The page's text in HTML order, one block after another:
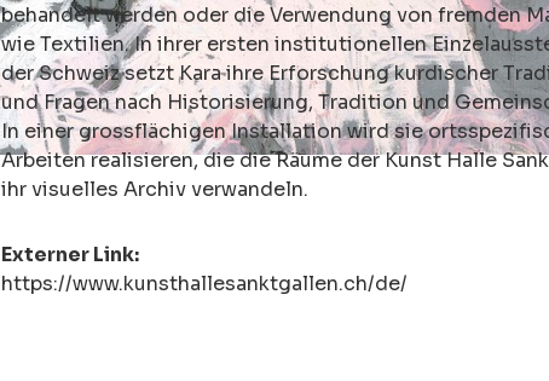
behandelt werden oder die Verwendung von fremden
wie Textilien. In ihrer ersten institutionellen
der Schweiz setzt Kara ihre Erforschung kurdischer
und Fragen nach Historisierung, Tradition und
In einer grossflächigen Installation wird sie
Arbeiten realisieren, die die Räume der Kunst Halle
ihr visuelles Archiv verwandeln.
Externer Link:
https://www.kunsthallesanktgallen.ch/de/